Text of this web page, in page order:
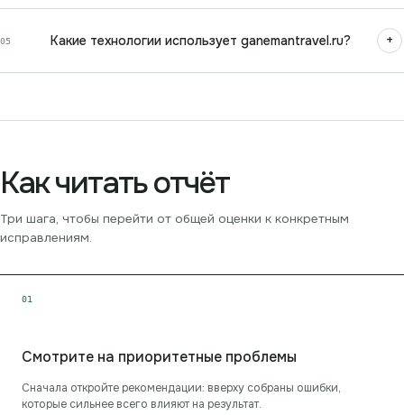
05 Какие технологии использует ganemantravel.ru? +
Как читать отчёт
Три шага, чтобы перейти от общей оценки к конкретным
исправлениям.
01
Смотрите на приоритетные проблемы
Сначала откройте рекомендации: вверху собраны ошибки,
которые сильнее всего влияют на результат.